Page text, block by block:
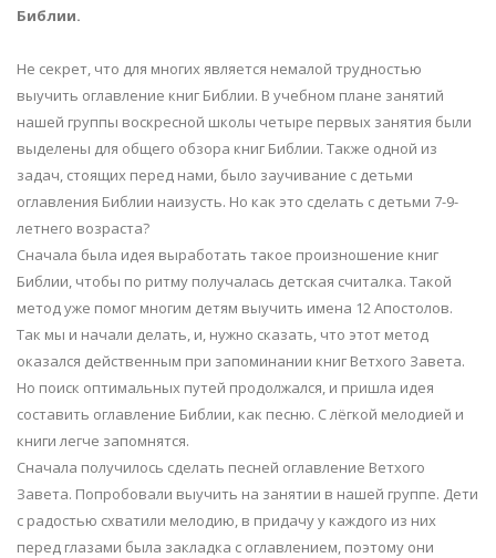
Библии.
Не секрет, что для многих является немалой трудностью
выучить оглавление книг Библии. В учебном плане занятий
нашей группы воскресной школы четыре первых занятия были
выделены для общего обзора книг Библии. Также одной из
задач, стоящих перед нами, было заучивание с детьми
оглавления Библии наизусть. Но как это сделать с детьми 7-9-
летнего возраста?
Сначала была идея выработать такое произношение книг
Библии, чтобы по ритму получалась детская считалка. Такой
метод уже помог многим детям выучить имена 12 Апостолов.
Так мы и начали делать, и, нужно сказать, что этот метод
оказался действенным при запоминании книг Ветхого Завета.
Но поиск оптимальных путей продолжался, и пришла идея
составить оглавление Библии, как песню. С лёгкой мелодией и
книги легче запомнятся.
Сначала получилось сделать песней оглавление Ветхого
Завета. Попробовали выучить на занятии в нашей группе. Дети
с радостью схватили мелодию, в придачу у каждого из них
перед глазами была закладка с оглавлением, поэтому они